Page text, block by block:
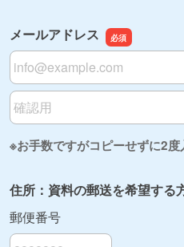
メールアドレス
メールアドレス
メールアドレスの確認用
※お手数ですがコピーせずに2度
住所：資料の郵送を希望する
郵便番号